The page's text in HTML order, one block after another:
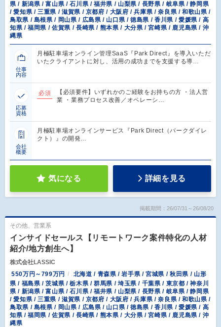
県 / 新潟県 / 富山県 / 石川県 / 福井県 / 山梨県 / 長野県 / 岐阜県 / 静岡県
/ 愛知県 / 三重県 / 滋賀県 / 京都府 / 大阪府 / 兵庫県 / 奈良県 / 和歌山県 /
鳥取県 / 島根県 / 岡山県 / 広島県 / 山口県 / 徳島県 / 香川県 / 愛媛県 / 高
知県 / 福岡県 / 佐賀県 / 長崎県 / 熊本県 / 大分県 / 宮崎県 / 鹿児島県 / 沖
縄県
仕事
内容
月極駐車場オンライン管理SaaS『Park Direct』を導入いただ
いたクライアントに対し、活用の成功までを支援する導…
応募
資格
必須
【必須要件】いずれかのご経験をお持ちの方 ・法人営
業 ・業務プロセス改善／オペレーシ…
会社
概要
月極駐車場オンラインサービス『Park Direct（パークダイレ
クト）』の開発…
気になる 詳細を見る
掲載期間：26/07/31～26/08/20
その他、営業系
インサイドセールス【リモートワーク案件特化の人材
紹介/地方創生へ】
株式会社LASSIC
550万円～799万円
北海道 / 青森県 / 岩手県 / 宮城県 / 秋田県 / 山形
県 / 福島県 / 茨城県 / 栃木県 / 群馬県 / 埼玉県 / 千葉県 / 東京都 / 神奈川
県 / 新潟県 / 富山県 / 石川県 / 福井県 / 山梨県 / 長野県 / 岐阜県 / 静岡県
/ 愛知県 / 三重県 / 滋賀県 / 京都府 / 大阪府 / 兵庫県 / 奈良県 / 和歌山県 /
鳥取県 / 島根県 / 岡山県 / 広島県 / 山口県 / 徳島県 / 香川県 / 愛媛県 / 高
知県 / 福岡県 / 佐賀県 / 長崎県 / 熊本県 / 大分県 / 宮崎県 / 鹿児島県 / 沖
縄県